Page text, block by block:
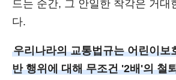
드는 순간, 그 안일한 착각은 거대
다.
우리나라의 교통법규는 어린이보
반 행위에 대해 무조건 '2배'의 철